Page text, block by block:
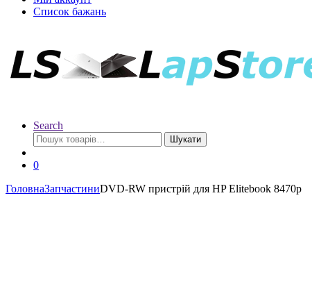
Список бажань
Search
Шукати
0
ГоловнаЗапчастиниDVD-RW пристрій для HP Elitebook 8470p